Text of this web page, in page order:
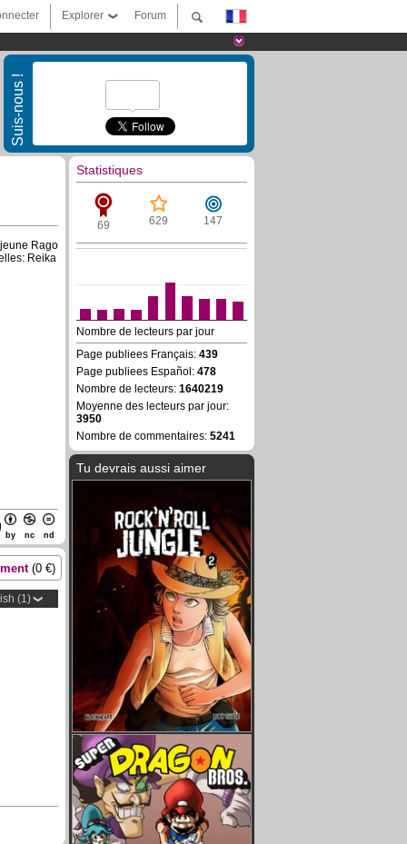
Forum
Explorer
Suis-nous !
Rago
Reika
by nc nd
(0 €)
(1)
Statistiques
69 629 147
Nombre de lecteurs par jour
Page publiees Français: 439
Page publiees Español: 478
Nombre de lecteurs: 1640219
Moyenne des lecteurs par jour:
3950
Nombre de commentaires: 5241
Tu devrais aussi aimer